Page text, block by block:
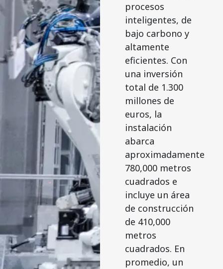
procesos
inteligentes, de
bajo carbono y
altamente
eficientes. Con
una inversión
total de 1.300
millones de
euros, la
instalación
abarca
aproximadamente
780,000 metros
cuadrados e
incluye un área
de construcción
de 410,000
metros
cuadrados. En
promedio, un